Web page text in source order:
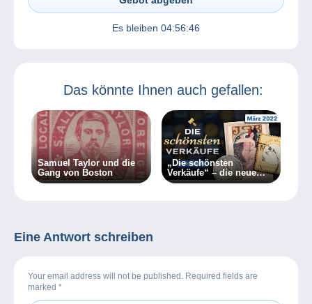
Es bleiben 04:56:46
Das könnte Ihnen auch gefallen:
Samuel Taylor und die
Gang von Boston
„Die schönsten
Verkäufe“ – die neue
Videoreihe von
Eine Antwort schreiben
Your email address will not be published. Required fields are
marked *